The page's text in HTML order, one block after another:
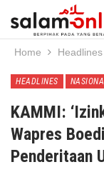
Home Headlines
HEADLINES
KAMMI:
Wapres
Penderitaan